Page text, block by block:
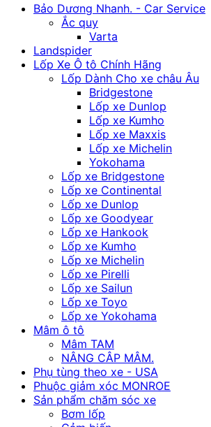
Bảo Dương Nhanh. - Car Service
Ắc quy
Varta
Landspider
Lốp Xe Ô tô Chính Hãng
Lốp Dành Cho xe châu Âu
Bridgestone
Lốp xe Dunlop
Lốp xe Kumho
Lốp xe Maxxis
Lốp xe Michelin
Yokohama
Lốp xe Bridgestone
Lốp xe Continental
Lốp xe Dunlop
Lốp xe Goodyear
Lốp xe Hankook
Lốp xe Kumho
Lốp xe Michelin
Lốp xe Pirelli
Lốp xe Sailun
Lốp xe Toyo
Lốp xe Yokohama
Mâm ô tô
Mâm TAM
NÂNG CÂP MÂM.
Phụ tùng theo xe - USA
Phuộc giảm xóc MONROE
Sản phẩm chăm sóc xe
Bơm lốp